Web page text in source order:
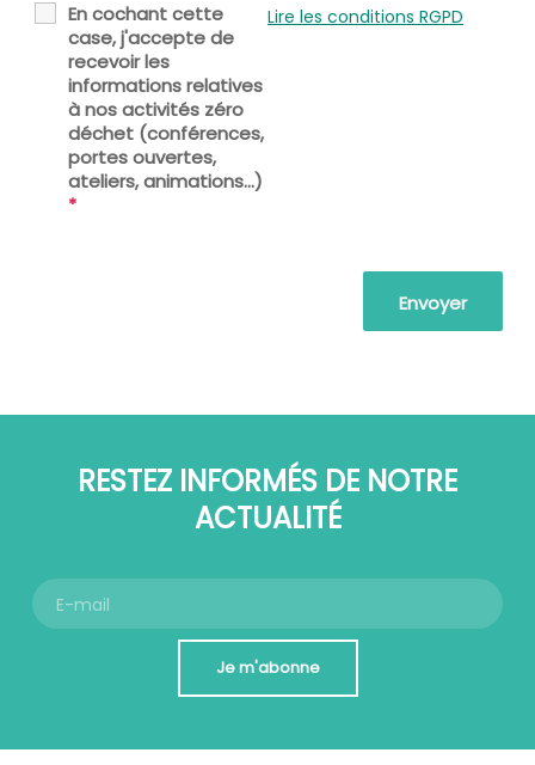
En cochant cette
case, j'accepte de
recevoir les
informations relatives
à nos activités zéro
déchet (conférences,
portes ouvertes,
ateliers, animations...)
*
Lire les conditions RGPD
RESTEZ INFORMÉS DE NOTRE
ACTUALITÉ
Je m'abonne